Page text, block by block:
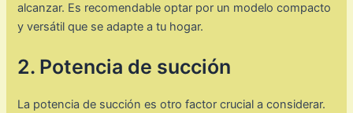
alcanzar. Es recomendable optar por un modelo compacto
y versátil que se adapte a tu hogar.
2. Potencia de succión
La potencia de succión es otro factor crucial a considerar.